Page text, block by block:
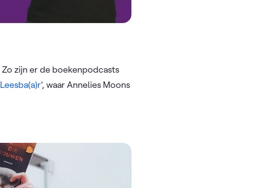
zijn er de boekenpodcasts
Leesba(a)r’, waar Annelies Moons